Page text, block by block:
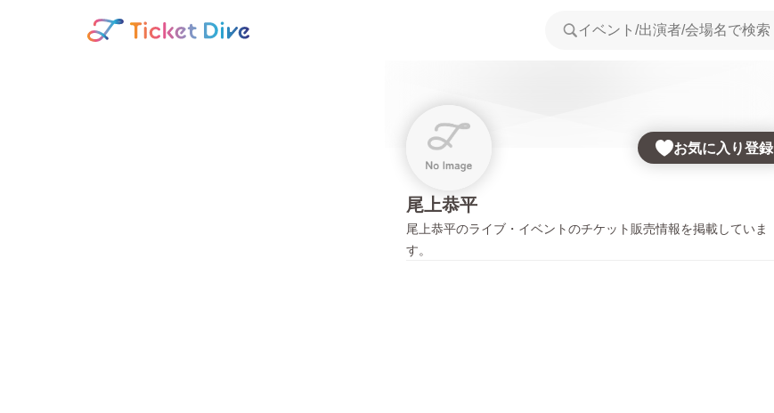
お気に入り登録
尾上恭平
尾上恭平のライブ・イベントのチケット販売情報を掲載していま
す。